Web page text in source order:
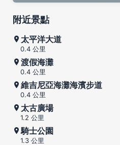
附近景點
太平洋大道
0.4 公里
渡假海灘
0.4 公里
維吉尼亞海灘海濱步道
0.4 公里
太古廣場
1.2 公里
騎士公園
1.3 公里